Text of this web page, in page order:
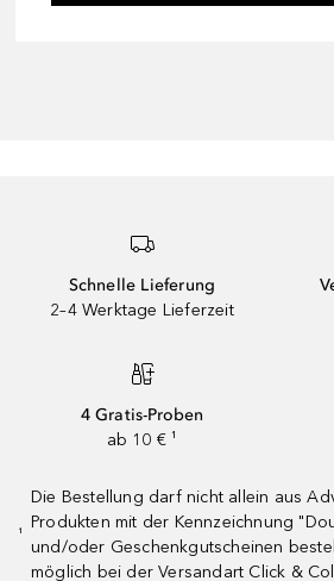
Schnelle Lieferung
2–4 Werktage Lieferzeit
4 Gratis-Proben
ab 10 € ¹
¹
Die Bestellung darf nicht allein aus
Produkten mit der Kennzeichnung
und/oder Geschenkgutscheinen
möglich bei der Versandart Click &